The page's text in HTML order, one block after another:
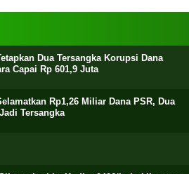
Dua Tersangka Korupsi Dana
Capai Rp 601,9 Juta
Rp1,26 Miliar Dana PSR, Dua
Tersangka